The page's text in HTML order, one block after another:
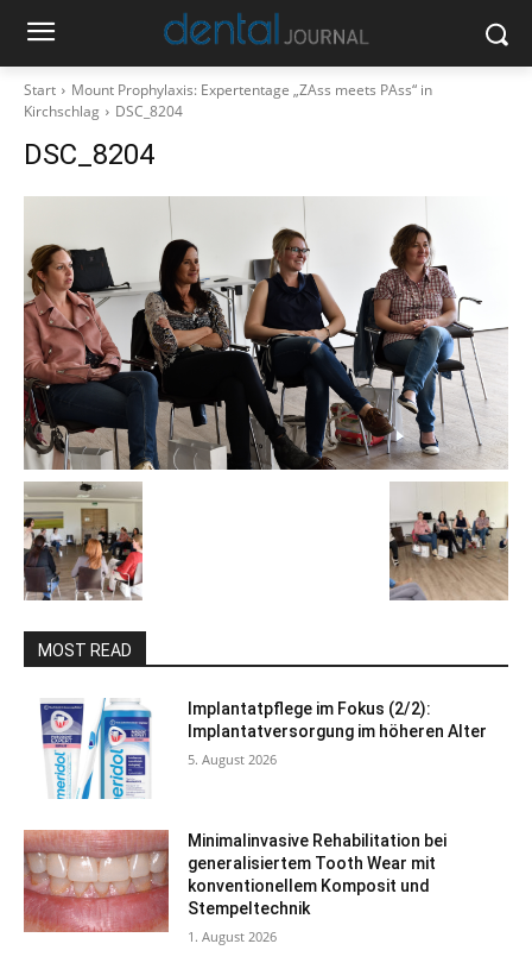
Start
Mount Prophylaxis: Expertentage „ZAss meets PAss“ in
Kirchschlag
DSC_8204
DSC_8204
MOST READ
Implantatpflege im Fokus (2/2):
Implantatversorgung im höheren Alter
5. August 2026
Minimalinvasive Rehabilitation bei
generalisiertem Tooth Wear mit
konventionellem Komposit und
Stempeltechnik
1. August 2026